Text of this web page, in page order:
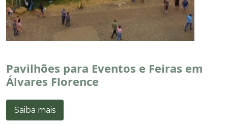
Pavilhões para Eventos e Feiras em
Álvares Florence
Saiba mais